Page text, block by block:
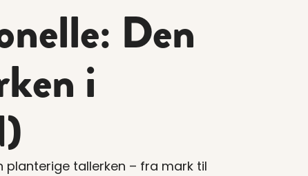
Den
i
tallerken – fra mark til